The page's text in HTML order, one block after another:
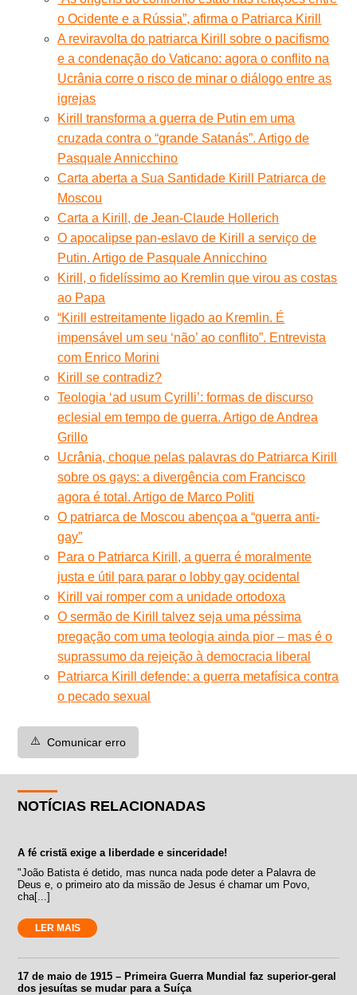
o Ocidente e a Rússia”, afirma o Patriarca Kirill
A reviravolta do patriarca Kirill sobre o pacifismo
e a condenação do Vaticano: agora o conflito na
Ucrânia corre o risco de minar o diálogo entre as
igrejas
Kirill transforma a guerra de Putin em uma
cruzada contra o “grande Satanás”. Artigo de
Pasquale Annicchino
Carta aberta a Sua Santidade Kirill Patriarca de
Moscou
Carta a Kirill, de Jean-Claude Hollerich
O apocalipse pan-eslavo de Kirill a serviço de
Putin. Artigo de Pasquale Annicchino
Kirill, o fidelíssimo ao Kremlin que virou as costas
ao Papa
“Kirill estreitamente ligado ao Kremlin. É
impensável um seu ‘não’ ao conflito”. Entrevista
com Enrico Morini
Kirill se contradiz?
Teologia ‘ad usum Cyrilli’: formas de discurso
eclesial em tempo de guerra. Artigo de Andrea
Grillo
Ucrânia, choque pelas palavras do Patriarca Kirill
sobre os gays: a divergência com Francisco
agora é total. Artigo de Marco Politi
O patriarca de Moscou abençoa a “guerra anti-
gay”
Para o Patriarca Kirill, a guerra é moralmente
justa e útil para parar o lobby gay ocidental
Kirill vai romper com a unidade ortodoxa
O sermão de Kirill talvez seja uma péssima
pregação com uma teologia ainda pior – mas é o
suprassumo da rejeição à democracia liberal
Patriarca Kirill defende: a guerra metafísica contra
o pecado sexual
⚠️ Comunicar erro
NOTÍCIAS RELACIONADAS
A fé cristã exige a liberdade e sinceridade!
"João Batista é detido, mas nunca nada pode deter a Palavra de
Deus e, o primeiro ato da missão de Jesus é chamar um Povo,
cha[...]
LER MAIS
17 de maio de 1915 – Primeira Guerra Mundial faz superior-geral
dos jesuítas se mudar para a Suíça